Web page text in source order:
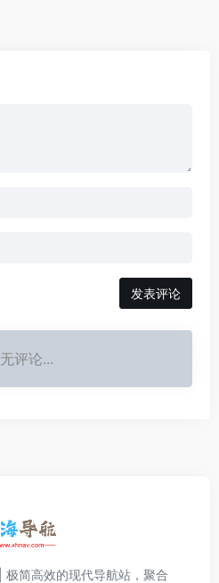
发表评论
评论...
简高效的现代导航站，聚合